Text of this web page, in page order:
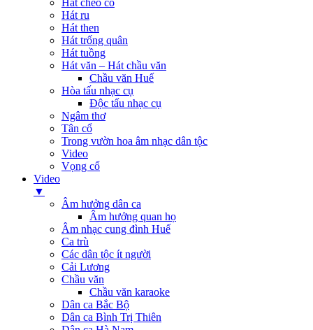
Hát chèo cổ
Hát ru
Hát then
Hát trống quân
Hát tuồng
Hát văn – Hát chầu văn
Chầu văn Huế
Hòa tấu nhạc cụ
Độc tấu nhạc cụ
Ngâm thơ
Tân cổ
Trong vườn hoa âm nhạc dân tộc
Video
Vọng cổ
Video
▼
Âm hưởng dân ca
Âm hưởng quan họ
Âm nhạc cung đình Huế
Ca trù
Các dân tộc ít người
Cải Lương
Chầu văn
Chầu văn karaoke
Dân ca Bắc Bộ
Dân ca Bình Trị Thiên